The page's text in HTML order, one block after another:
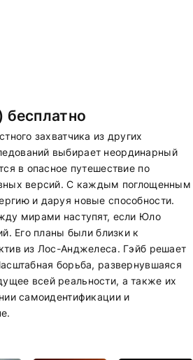
бесплатно
захватчика из других
выбирает неординарный
в опасное путешествие по
версий. С каждым поглощенным
и даруя новые способности.
мирами наступят, если Юло
Его планы были близки к
из Лос-Анджелеса. Гэйб решает
борьба, развернувшаяся
всей реальности, а также их
самоидентификации и